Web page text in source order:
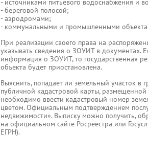
- береговой полосой;
- аэродромами;
- коммунальными и промышленными
При реализации своего права на
указывать сведения о ЗОУИТ в документах.
информация о ЗОУИТ, то государственная
объекта будет приостановлена.
Выяснить, попадает ли земельный участок
публичной кадастровой карты,
необходимо ввести кадастровый номер
цветом. Официальным подтверждением
недвижимости». Выписку можно получить,
на официальном сайте Росреестра или
ЕГРН).